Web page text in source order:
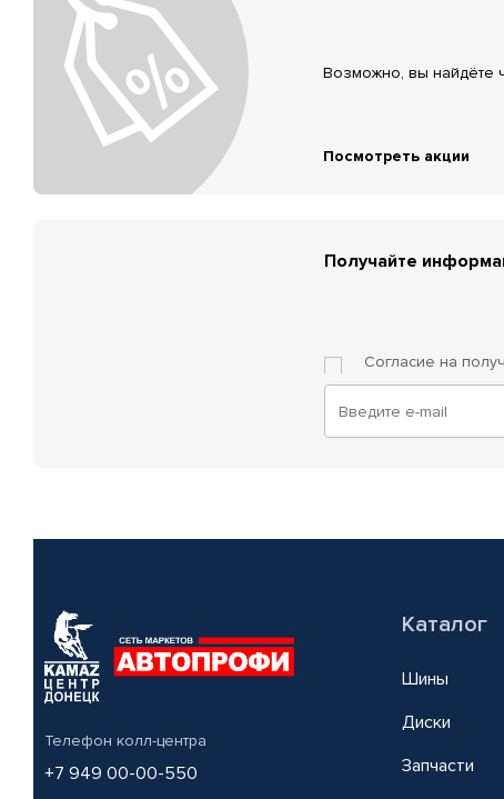
Возможно, вы найдёте
Посмотреть акции
Получайте
Согласие на
Телефон колл-центра
+7 949 00-00-550
Каталог
Шины
Диски
Запчасти